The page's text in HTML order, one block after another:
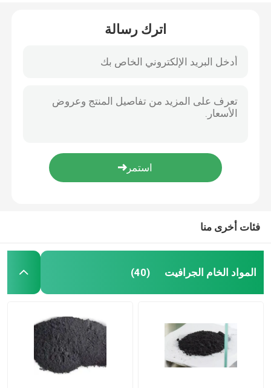
فحم الكوك الجرافيت البترولي
مادة الأنود الجرافيت
فحم الكوك البترولي المكلس
مسحوق الجرافيت القابل للتمدد
لفة رقائق الجرافيت
ديسوفين
اترك رسالة
فئات أخرى منا
المواد الخام الجرافيت (40)